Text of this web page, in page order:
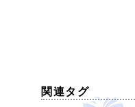
関連タグ